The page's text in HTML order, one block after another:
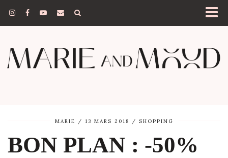
MARIE 13 MARS 2018 SHOPPING
BON PLAN : -50%